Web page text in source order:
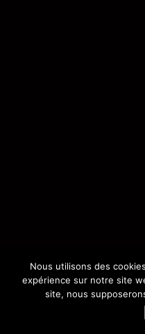
Nous utilisons des
expérience sur notre site
site, nous